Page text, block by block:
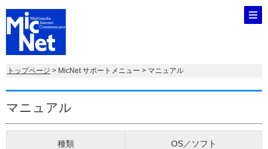
トップページ > MicNet サポートメニュー > マニュアル
マニュアル
種類 OS／ソフト